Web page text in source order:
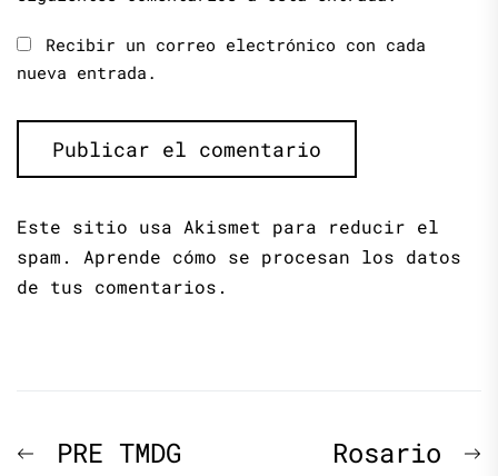
Recibir un correo electrónico con cada
nueva entrada.
Este sitio usa Akismet para reducir el
spam. Aprende cómo se procesan los datos
de tus comentarios.
Navegación
Previous
PRE TMDG
Rosario